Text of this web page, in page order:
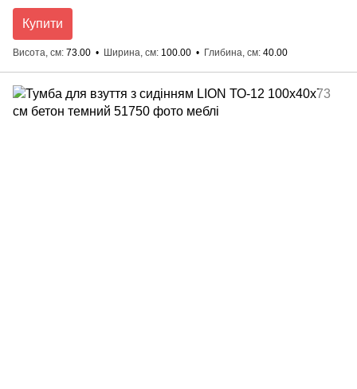
Купити
Висота, см 73.00 Ширина, см 100.00 Глибина, см 40.00